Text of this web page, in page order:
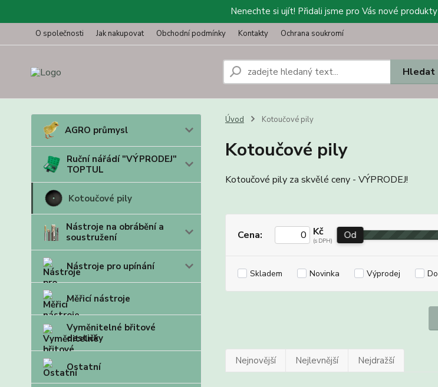
Nenechte si ujít! Přidali jsme pro Vás nové
O společnosti Jak nakupovat Obchodní podmínky Kontakty Ochrana soukromí
Hledat
AGRO průmysl
Ruční nářádí "VÝPRODEJ"
TOPTUL
Kotoučové pily
Nástroje na obrábění a
soustružení
Nástroje pro upínání
Měřicí nástroje
Vyměnitelné břitové
destičky
Ostatní
Úvod Kotoučové pily
Kotoučové pily
Kotoučové pily za skvělé ceny - VÝPRODEJ!
Cena: Kč Od
Skladem Novinka Výprodej
Nejnovější Nejlevnější Nejdražší